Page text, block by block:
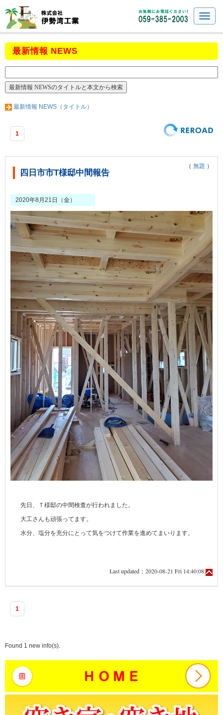
最新情報 NEWS
最新情報 NEWS（タイトル）
1
四日市市T様邸中間報告
（ 無題 ）
2020年8月21日（金）
先日、Ｔ様邸の中間検査が行われました。
大工さんも頑張ってます。
水分、塩分を充分にとって気をつけて作業を進めてまいります。
Last updated：2020-08-21 Fri 14:40:08
1
Found 1 new info(s).